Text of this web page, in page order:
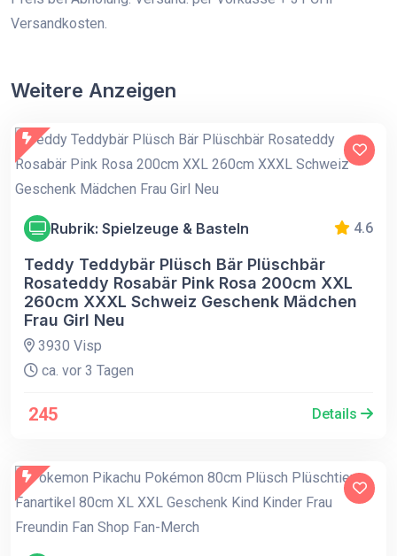
Versandkosten.
Weitere Anzeigen
Rubrik: Spielzeuge & Basteln 4.6
Teddy Teddybär Plüsch Bär Plüschbär
Rosateddy Rosabär Pink Rosa 200cm XXL
260cm XXXL Schweiz Geschenk Mädchen
Frau Girl Neu
3930 Visp
ca. vor 3 Tagen
245 Details